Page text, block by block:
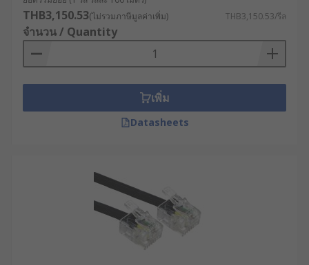
THB3,150.53(ไม่รวมภาษีมูลค่าเพิ่ม) THB3,150.53/รีล
จำนวน / Quantity
เพิ่ม
Datasheets